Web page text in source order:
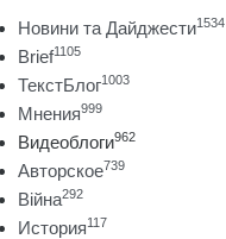
Новини та Дайджести1534
Brief1105
ТекстБлог1003
Мнения999
Видеоблоги962
Авторское739
Війна292
История117